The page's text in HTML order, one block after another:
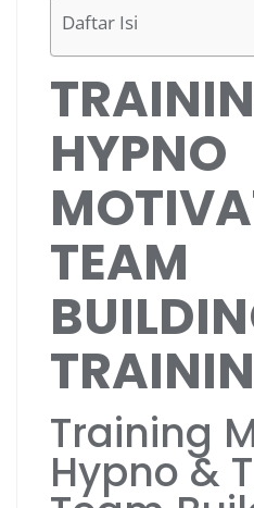
Daftar Isi
HYPNO
TEAM
Training
Hypno &